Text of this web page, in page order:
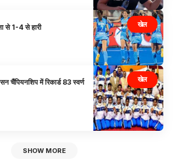
खेल
से 1-4 से हारी
खेल
चैंपियनशिप में रिकार्ड 83 स्वर्ण
SHOW MORE